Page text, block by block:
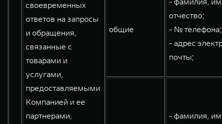
своевременных
ответов на запросы
и обращения,
связанные с
товарами и
услугами,
предоставляемыми
Компанией и ее
партнерами,
общие
отчество;
- № телефона;
- адрес
почты;
- фамилия,